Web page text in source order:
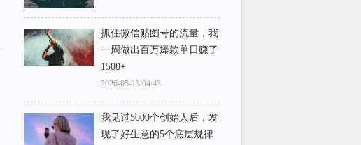
抓住微信贴图号的流量，我
一周做出百万爆款单日赚了
1500+
2026-05-13 04:43
我见过5000个创始人后，发
现了好生意的5个底层规律